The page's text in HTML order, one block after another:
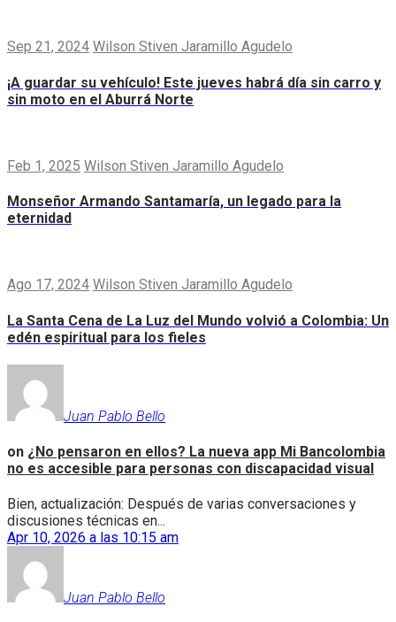
Sep 21, 2024 Wilson Stiven Jaramillo Agudelo
¡A guardar su vehículo! Este jueves habrá día sin carro y
sin moto en el Aburrá Norte
Feb 1, 2025 Wilson Stiven Jaramillo Agudelo
Monseñor Armando Santamaría, un legado para la
eternidad
Ago 17, 2024 Wilson Stiven Jaramillo Agudelo
La Santa Cena de La Luz del Mundo volvió a Colombia: Un
edén espiritual para los fieles
Juan Pablo Bello
on ¿No pensaron en ellos? La nueva app Mi Bancolombia
no es accesible para personas con discapacidad visual
Bien, actualización: Después de varias conversaciones y
discusiones técnicas en...
Apr 10, 2026 a las 10:15 am
Juan Pablo Bello